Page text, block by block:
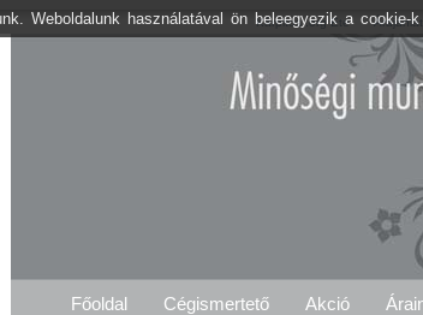
Kárpitos .org Ete
Főoldal Cégismertető Akció
Weboldalunk használatával ön beleegyezik a cookie-k